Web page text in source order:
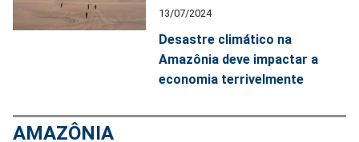
13/07/2024
Desastre climático na
Amazônia deve impactar a
economia terrivelmente
AMAZÔNIA